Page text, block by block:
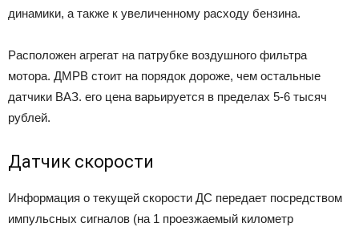
динамики, а также к увеличенному расходу бензина.
Расположен агрегат на патрубке воздушного фильтра
мотора. ДМРВ стоит на порядок дороже, чем остальные
датчики ВАЗ. его цена варьируется в пределах 5-6 тысяч
рублей.
Датчик скорости
Информация о текущей скорости ДС передает посредством
импульсных сигналов (на 1 проезжаемый километр